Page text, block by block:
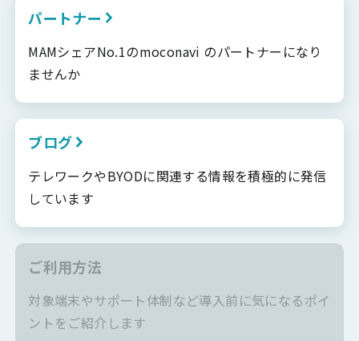
パートナー
MAMシェアNo.1のmoconavi のパートナーになり
ませんか
ブログ
テレワークやBYODに関連する情報を積極的に発信
しています
ご利用方法
対象端末やサポート体制など導入前に気になるポイ
ントをご紹介します